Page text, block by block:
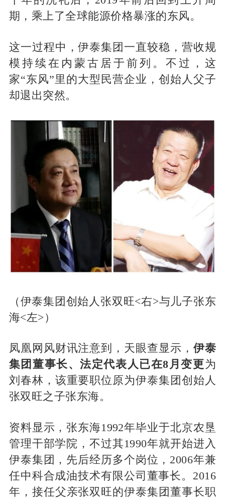
期，乘上了全球能源价格暴涨的东风。
这一过程中，伊泰集团一直较稳，营收规
模持续在内蒙古居于前列。不过，这
家“东风”里的大型民营企业，创始人父子
却退出突然。
（伊泰集团创始人张双旺<右>与儿子张东
海<左>）
凤凰网风财讯注意到，天眼查显示， 伊泰
集团董事长、法定代表人已在8月变更 为
刘春林，该重要职位原为伊泰集团创始人
张双旺之子张东海。
资料显示，张东海1992年毕业于北京农垦
管理干部学院，不过其1990年就开始进入
伊泰集团，先后经历多个岗位，2006年兼
任中科合成油技术有限公司董事长。2016
年，接任父亲张双旺的伊泰集团董事长职